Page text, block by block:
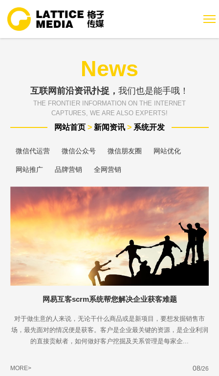
News
互联网前沿资讯扑捉， 我们也是能手哦！
THE FRONTIER INFORMATION ON THE INTERNET
CAPTURES, WE ARE ALSO EXPERTS!
网站首页 > 新闻资讯 > 系统开发
微信代运营 微信公众号 微信朋友圈 网站优化
网站推广 品牌营销 全网营销
网易互客scrm系统帮您解决企业获客难题
对于做生意的人来说，无论干什么商品或是新项目，要想发掘销售市
场，最先面对的情况便是获客。客户是企业最关键的资源，是企业利润
的直接贡献者，如何做好客户挖掘及关系管理是每家企...
MORE> 08/26